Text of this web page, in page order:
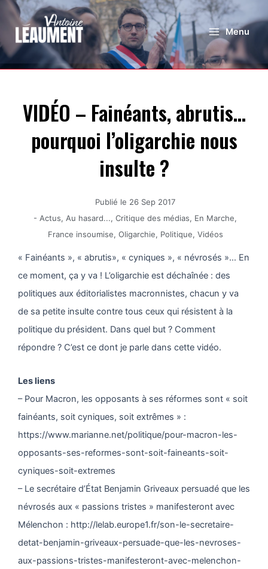
Menu
VIDÉO – Fainéants, abrutis…
pourquoi l’oligarchie nous
insulte ?
Publié le 26 Sep 2017
- Actus, Au hasard..., Critique des médias, En Marche,
France insoumise, Oligarchie, Politique, Vidéos
« Fainéants », « abrutis», « cyniques », « névrosés »… En
ce moment, ça y va ! L’oligarchie est déchaînée : des
politiques aux éditorialistes macronnistes, chacun y va
de sa petite insulte contre tous ceux qui résistent à la
politique du président. Dans quel but ? Comment
répondre ? C’est ce dont je parle dans cette vidéo.
Les liens
– Pour Macron, les opposants à ses réformes sont « soit
fainéants, soit cyniques, soit extrêmes » :
https://www.marianne.net/politique/pour-macron-les-
opposants-ses-reformes-sont-soit-faineants-soit-
cyniques-soit-extremes
– Le secrétaire d’État Benjamin Griveaux persuadé que les
névrosés aux « passions tristes » manifesteront avec
Mélenchon : http://lelab.europe1.fr/son-le-secretaire-
detat-benjamin-griveaux-persuade-que-les-nevroses-
aux-passions-tristes-manifesteront-avec-melenchon-